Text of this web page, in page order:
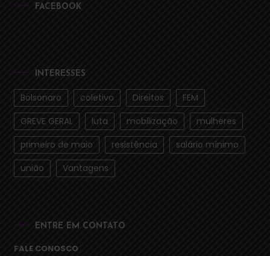
FACEBOOK
INTERESSES
Bolsonaro coletivo Direitos
FEM
GREVE GERAL
luta mobilização
mulheres
primeiro de maio
resistência
salário mínimo
união
Vantagens
ENTRE EM CONTATO
FALE CONOSCO